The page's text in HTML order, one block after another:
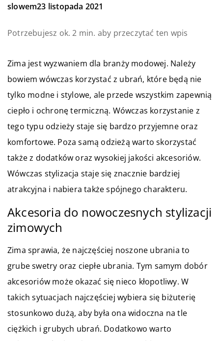
slowem23 listopada 2021
Potrzebujesz ok. 2 min. aby przeczytać ten wpis
Zima jest wyzwaniem dla branży modowej. Należy
bowiem wówczas korzystać z ubrań, które będą nie
tylko modne i stylowe, ale przede wszystkim zapewnią
ciepło i ochronę termiczną. Wówczas korzystanie z
tego typu odzieży staje się bardzo przyjemne oraz
komfortowe. Poza samą odzieżą warto skorzystać
także z dodatków oraz wysokiej jakości akcesoriów.
Wówczas stylizacja staje się znacznie bardziej
atrakcyjna i nabiera także spójnego charakteru.
Akcesoria do nowoczesnych stylizacji
zimowych
Zima sprawia, że najczęściej noszone ubrania to
grube swetry oraz ciepłe ubrania. Tym samym dobór
akcesoriów może okazać się nieco kłopotliwy. W
takich sytuacjach najczęściej wybiera się biżuterię
stosunkowo dużą, aby była ona widoczna na tle
ciężkich i grubych ubrań. Dodatkowo warto